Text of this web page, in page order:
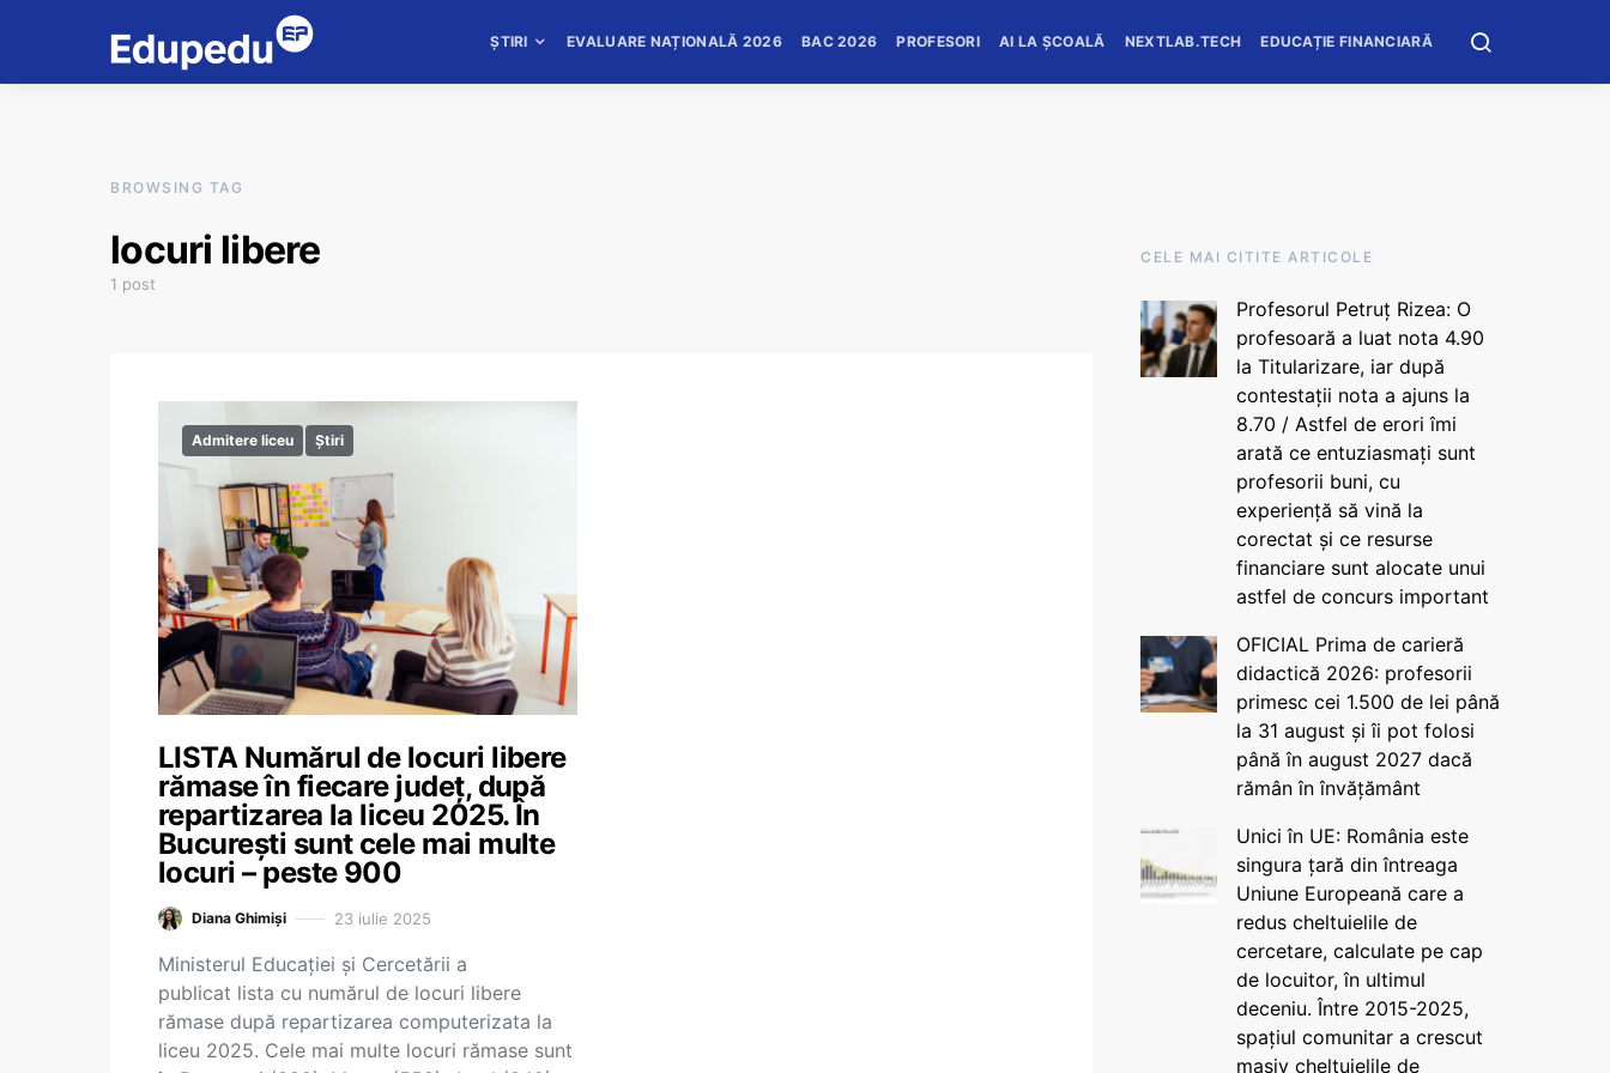
ȘTIRI EVALUARE NAȚIONALĂ 2026 BAC 2026 PROFESORI AI LA ȘCOALĂ NEXTLAB.TECH EDUCAȚIE FINANCIARĂ
BROWSING TAG
locuri libere
1 post
Admitere liceu Știri
LISTA Numărul de locuri libere
rămase în fiecare județ, după
repartizarea la liceu 2025. În
București sunt cele mai multe
locuri – peste 900
Diana Ghimiși 23 iulie 2025
Ministerul Educației și Cercetării a
publicat lista cu numărul de locuri libere
rămase după repartizarea computerizata la
liceu 2025. Cele mai multe locuri rămase sunt
CELE MAI CITITE ARTICOLE
Profesorul Petruț Rizea: O
profesoară a luat nota 4.90
la Titularizare, iar după
contestații nota a ajuns la
8.70 / Astfel de erori îmi
arată ce entuziasmați sunt
profesorii buni, cu
experiență să vină la
corectat și ce resurse
financiare sunt alocate unui
astfel de concurs important
OFICIAL Prima de carieră
didactică 2026: profesorii
primesc cei 1.500 de lei până
la 31 august și îi pot folosi
până în august 2027 dacă
rămân în învățământ
Unici în UE: România este
singura țară din întreaga
Uniune Europeană care a
redus cheltuielile de
cercetare, calculate pe cap
de locuitor, în ultimul
deceniu. Între 2015-2025,
spațiul comunitar a crescut
masiv cheltuielile de